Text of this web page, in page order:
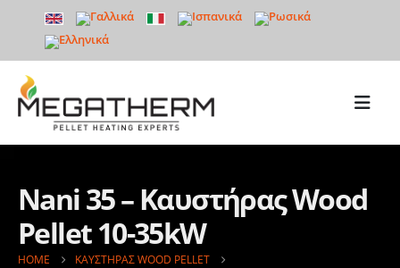
Nani 35 – Καυστήρας Wood
Pellet 10-35kW
HOME
ΚΑΥΣΤΉΡΑΣ WOOD PELLET